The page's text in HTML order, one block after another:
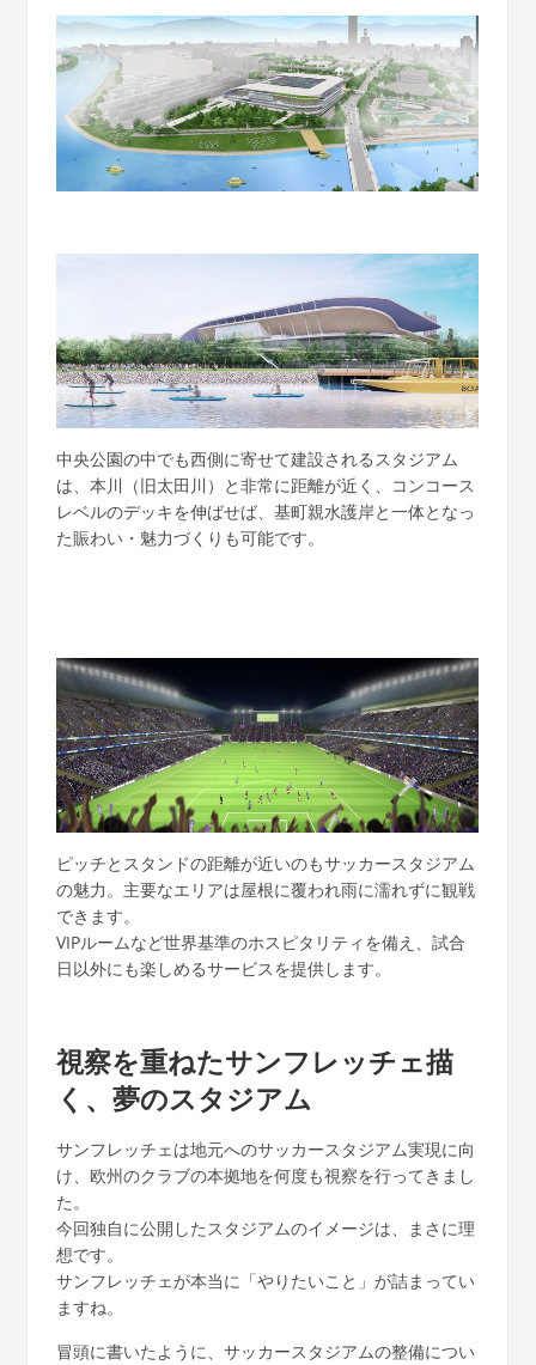
中央公園の中でも西側に寄せて建設されるスタジアム
は、本川（旧太田川）と非常に距離が近く、コンコース
レベルのデッキを伸ばせば、基町親水護岸と一体となっ
た賑わい・魅力づくりも可能です。
ピッチとスタンドの距離が近いのもサッカースタジアム
の魅力。主要なエリアは屋根に覆われ雨に濡れずに観戦
できます。
VIPルームなど世界基準のホスピタリティを備え、試合
日以外にも楽しめるサービスを提供します。
視察を重ねたサンフレッチェ描
く、夢のスタジアム
サンフレッチェは地元へのサッカースタジアム実現に向
け、欧州のクラブの本拠地を何度も視察を行ってきまし
た。
今回独自に公開したスタジアムのイメージは、まさに理
想です。
サンフレッチェが本当に「やりたいこと」が詰まってい
ますね。
冒頭に書いたように、サッカースタジアムの整備につい